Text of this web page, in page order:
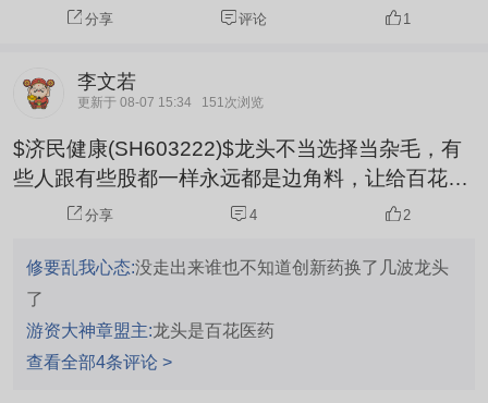
分享 评论 1
李文若
更新于 08-07 15:34 151次浏览
$济民健康(SH603222)$龙头不当选择当杂毛，有
些人跟有些股都一样永远都是边角料，让给百花你
是真菜背后操盘这票的人。
分享 4 2
修要乱我心态:没走出来谁也不知道创新药换了几波龙头
了
游资大神章盟主:龙头是百花医药
查看全部4条评论 >